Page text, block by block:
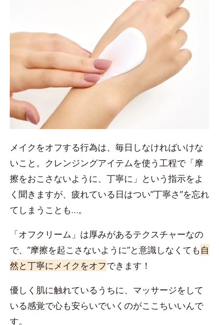
メイクをオフする行為は、毎日しなければいけな
いこと。クレンジングアイテムを使う工程で「摩
擦をおこさないように、丁寧に」という指示をよ
く聞きますが、疲れている日はつい”丁寧さ”を忘れ
てしまうことも…。
「オフクリーム」は厚みがあるテクスチャーなの
で、”摩擦を起こさないように”と意識しなくても 自
然と丁寧にメイクをオフできます！
優しく肌に触れているうちに、マッサージをして
いる感覚で心も安らいでいくのがここちいいんで
す。